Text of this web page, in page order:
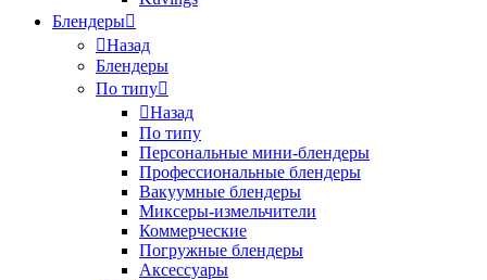
Блендеры
Назад
Блендеры
По типу
Назад
По типу
Персональные мини-блендеры
Профессиональные блендеры
Вакуумные блендеры
Миксеры-измельчители
Коммерческие
Погружные блендеры
Аксессуары